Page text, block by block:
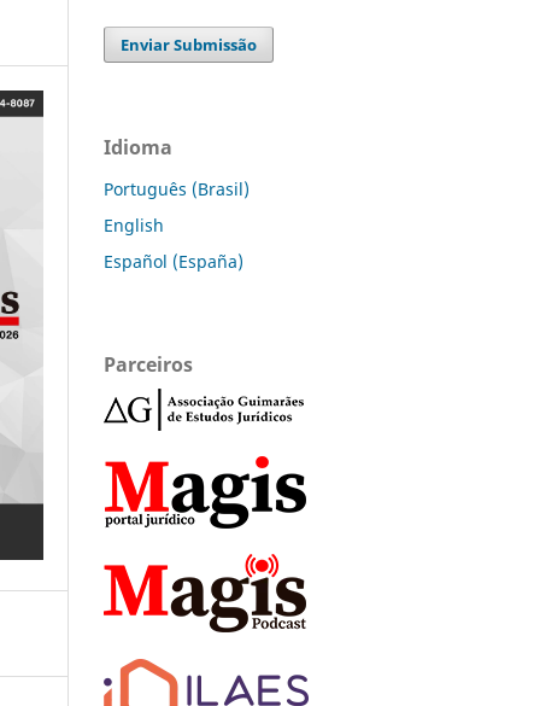
Enviar Submissão
Idioma
Português (Brasil)
English
Español (España)
Parceiros